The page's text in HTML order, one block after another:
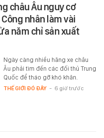
châu Âu nguy cơ
nhân làm vài
năm chỉ sản xuất
Ngày càng nhiều hãng xe châu
Âu phải tìm đến các đối thủ Trung
Quốc để tháo gỡ khó khăn.
THẾ GIỚI ĐÓ ĐÂY - 6 giờ trước